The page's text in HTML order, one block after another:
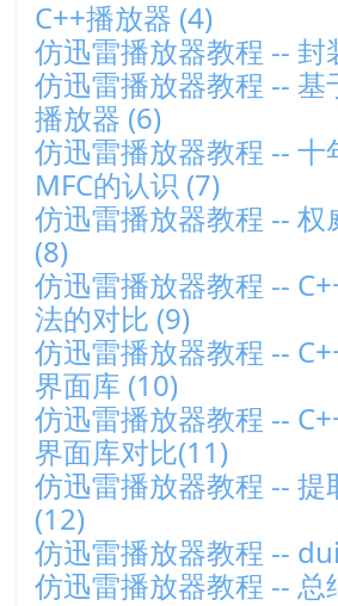
C++播放器 (4)
仿迅雷播放器教程 -- 封
仿迅雷播放器教程 -- 基
播放器 (6)
仿迅雷播放器教程 -- 十
MFC的认识 (7)
仿迅雷播放器教程 -- 权
(8)
仿迅雷播放器教程 --
法的对比 (9)
仿迅雷播放器教程 --
界面库 (10)
仿迅雷播放器教程 --
界面库对比(11)
仿迅雷播放器教程 --
(12)
仿迅雷播放器教程 --
仿迅雷播放器教程 -- 总